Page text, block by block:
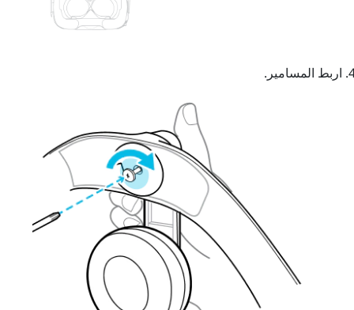
اربط المسامير.